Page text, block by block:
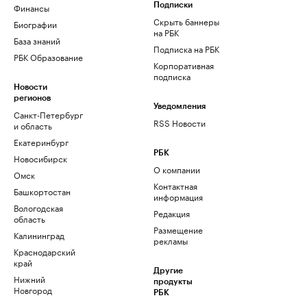
Финансы
Биографии
База знаний
РБК Образование
Новости
регионов
Санкт-Петербург
и область
Екатеринбург
Новосибирск
Омск
Башкортостан
Вологодская
область
Калининград
Краснодарский
край
Нижний
Новгород
Подписки
Скрыть баннеры
на РБК
Подписка на РБК
Корпоративная
подписка
Уведомления
RSS Новости
РБК
О компании
Контактная
информация
Редакция
Размещение
рекламы
Другие
продукты
РБК